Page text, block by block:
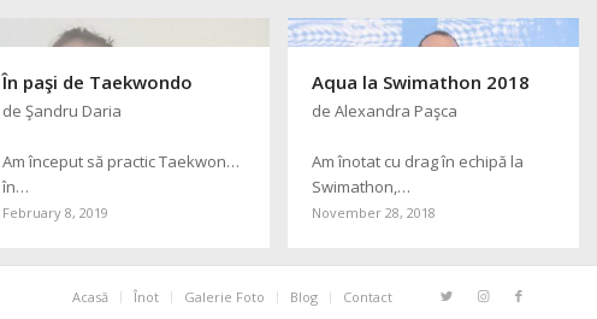
În paşi de Taekwondo
de Şandru Daria
Am început să practic Taekwondo
în…
February 8, 2019
Aqua la Swimathon 2018
de Alexandra Paşca
Am înotat cu drag în echipă la
Swimathon,…
November 28, 2018
Acasă Înot Galerie Foto Blog Contact